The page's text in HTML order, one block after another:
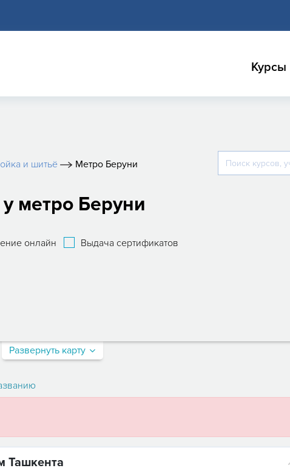
Курсы
и шитьё Метро Беруни
метро Беруни
онлайн Выдача сертификатов
Развернуть карту
Ташкента